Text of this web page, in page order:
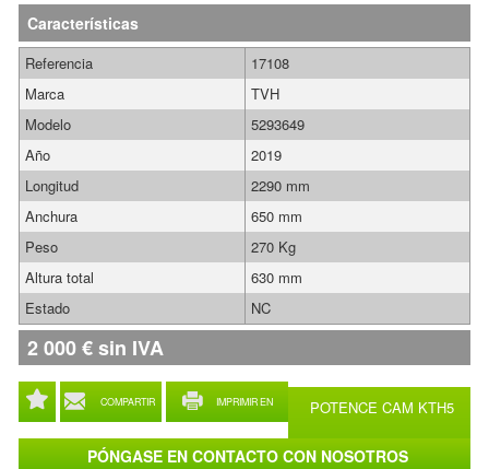
Características
COMPARTIR IMPRIMIR EN
FORMATO PDF
POTENCE CAM KTH5
NOTICE
Referencia
17108
Marca
TVH
Modelo
5293649
Año
2019
Longitud
2290 mm
Anchura
650 mm
Peso
270 Kg
Altura total
630 mm
Estado
NC
2 000€sin IVA
PÓNGASE EN CONTACTO CON NOSOTROS